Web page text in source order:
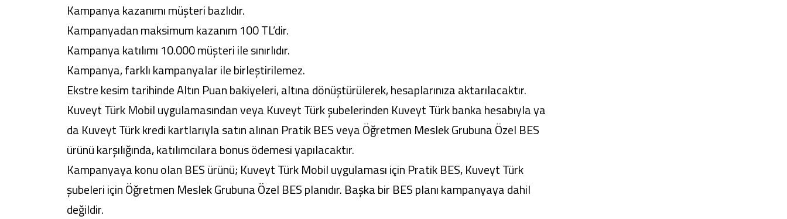
Kampanya kazanımı müşteri bazlıdır.
Kampanyadan maksimum kazanım 100 TL’dir.
Kampanya katılımı 10.000 müşteri ile sınırlıdır.
Kampanya, farklı kampanyalar ile birleştirilemez.
Ekstre kesim tarihinde Altın Puan bakiyeleri, altına dönüştürülerek, hesaplarınıza aktarılacaktır.
Kuveyt Türk Mobil uygulamasından veya Kuveyt Türk şubelerinden Kuveyt Türk banka hesabıyla ya
da Kuveyt Türk kredi kartlarıyla satın alınan Pratik BES veya Öğretmen Meslek Grubuna Özel BES
ürünü karşılığında, katılımcılara bonus ödemesi yapılacaktır.
Kampanyaya konu olan BES ürünü; Kuveyt Türk Mobil uygulaması için Pratik BES, Kuveyt Türk
şubeleri için Öğretmen Meslek Grubuna Özel BES planıdır. Başka bir BES planı kampanyaya dahil
değildir.